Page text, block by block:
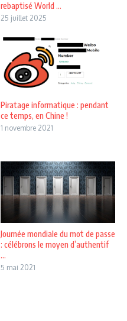
rebaptisé World ...
25 juillet 2025
Piratage informatique : pendant
ce temps, en Chine !
1 novembre 2021
Journée mondiale du mot de passe
: célébrons le moyen d’authentif
...
5 mai 2021